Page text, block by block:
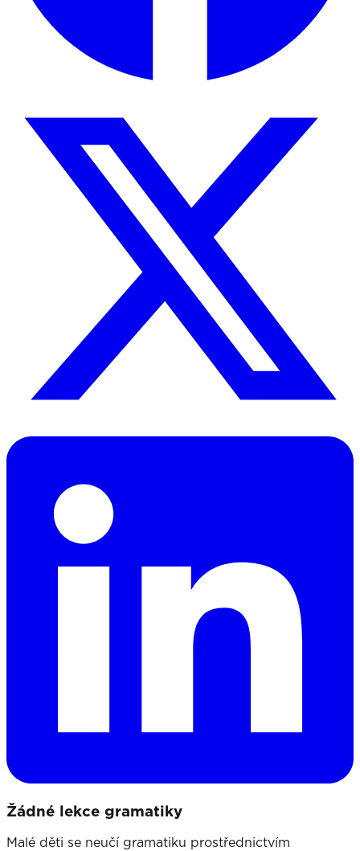
Žádné lekce gramatiky
Malé děti se neučí gramatiku prostřednictvím